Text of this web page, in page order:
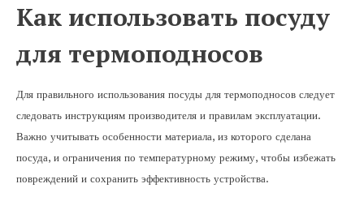
Как использовать посуду
для термоподносов
Для правильного использования посуды для термоподносов следует
следовать инструкциям производителя и правилам эксплуатации.
Важно учитывать особенности материала, из которого сделана
посуда, и ограничения по температурному режиму, чтобы избежать
повреждений и сохранить эффективность устройства.